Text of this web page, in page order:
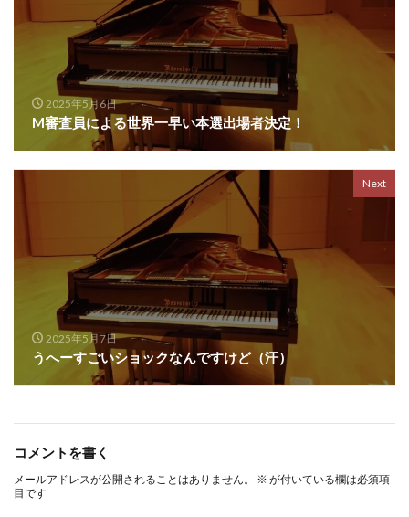
2025年5月6日
M審査員による世界一早い本選出場者決定！
Next
2025年5月7日
うへーすごいショックなんですけど（汗）
コメントを書く
メールアドレスが公開されることはありません。 ※ が付いている欄は必須項
目です